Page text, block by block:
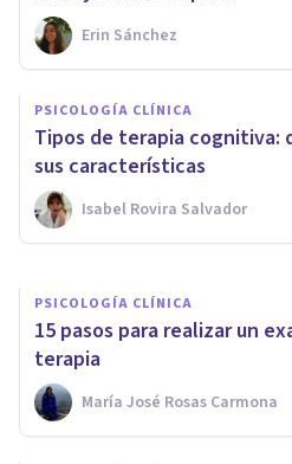
Erin Sánchez
PSICOLOGÍA CLÍNICA
Tipos de terapia cognitiva:
sus características
Isabel Rovira Salvador
PSICOLOGÍA CLÍNICA
Historia de la
sus etapas de
autores
Grecia Guzmán Martínez
PSICOLOGÍA CLÍNICA
15 pasos para realizar un
terapia
María José Rosas Carmona